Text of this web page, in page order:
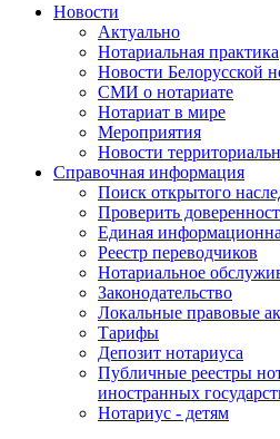
Новости
Актуально
Нотариальная практика
Новости Белорусской
СМИ о нотариате
Нотариат в мире
Мероприятия
Новости
Справочная информация
Поиск открытого
Проверить
Единая
Реестр переводчиков
Нотариальное
Законодательство
Локальные правовые
Тарифы
Депозит нотариуса
Публичные реестры
иностранных
Нотариус - детям